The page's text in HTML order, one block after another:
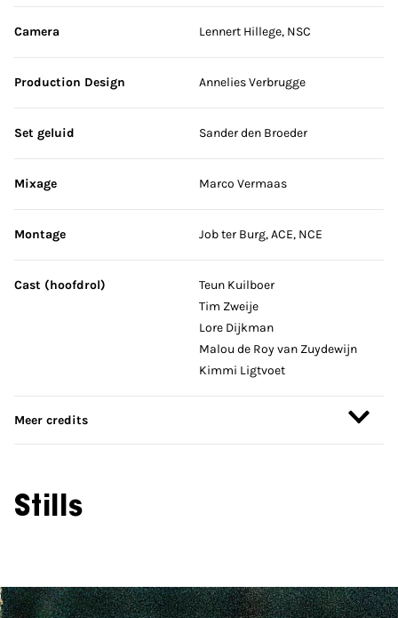
Camera Lennert Hillege, NSC
Production Design Annelies Verbrugge
Set geluid Sander den Broeder
Mixage Marco Vermaas
Montage Job ter Burg, ACE, NCE
Cast (hoofdrol)
Teun Kuilboer
Tim Zweije
Lore Dijkman
Malou de Roy van Zuydewijn
Kimmi Ligtvoet
Meer credits
Stills